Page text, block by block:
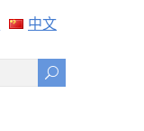
中文